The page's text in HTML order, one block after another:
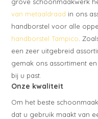
van metaaldraad in ons
handborstel voor alle
handborstel Tampico .
een zeer uitgebreid
gemak ons assortiment
bij u past.
Onze kwaliteit
Om het beste
dat u gebruik maakt van